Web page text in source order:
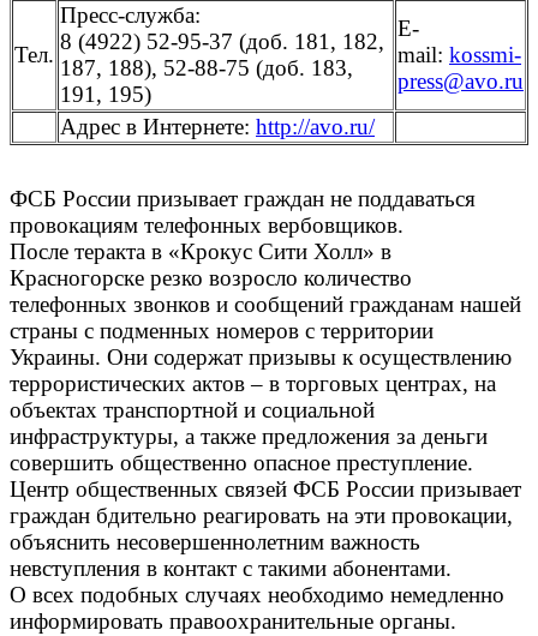
Тел.
Пресс-служба:
8 (4922) 52-95-37 (доб. 181, 182,
187, 188), 52-88-75 (доб. 183,
191, 195)
Е-
mail: kossmi-
press@avo.ru
Адрес в Интернете: http://avo.ru/
ФСБ России призывает граждан не поддаваться
провокациям телефонных вербовщиков.
После теракта в «Крокус Сити Холл» в
Красногорске резко возросло количество
телефонных звонков и сообщений гражданам нашей
страны с подменных номеров с территории
Украины. Они содержат призывы к осуществлению
террористических актов – в торговых центрах, на
объектах транспортной и социальной
инфраструктуры, а также предложения за деньги
совершить общественно опасное преступление.
Центр общественных связей ФСБ России призывает
граждан бдительно реагировать на эти провокации,
объяснить несовершеннолетним важность
невступления в контакт с такими абонентами.
О всех подобных случаях необходимо немедленно
информировать правоохранительные органы.